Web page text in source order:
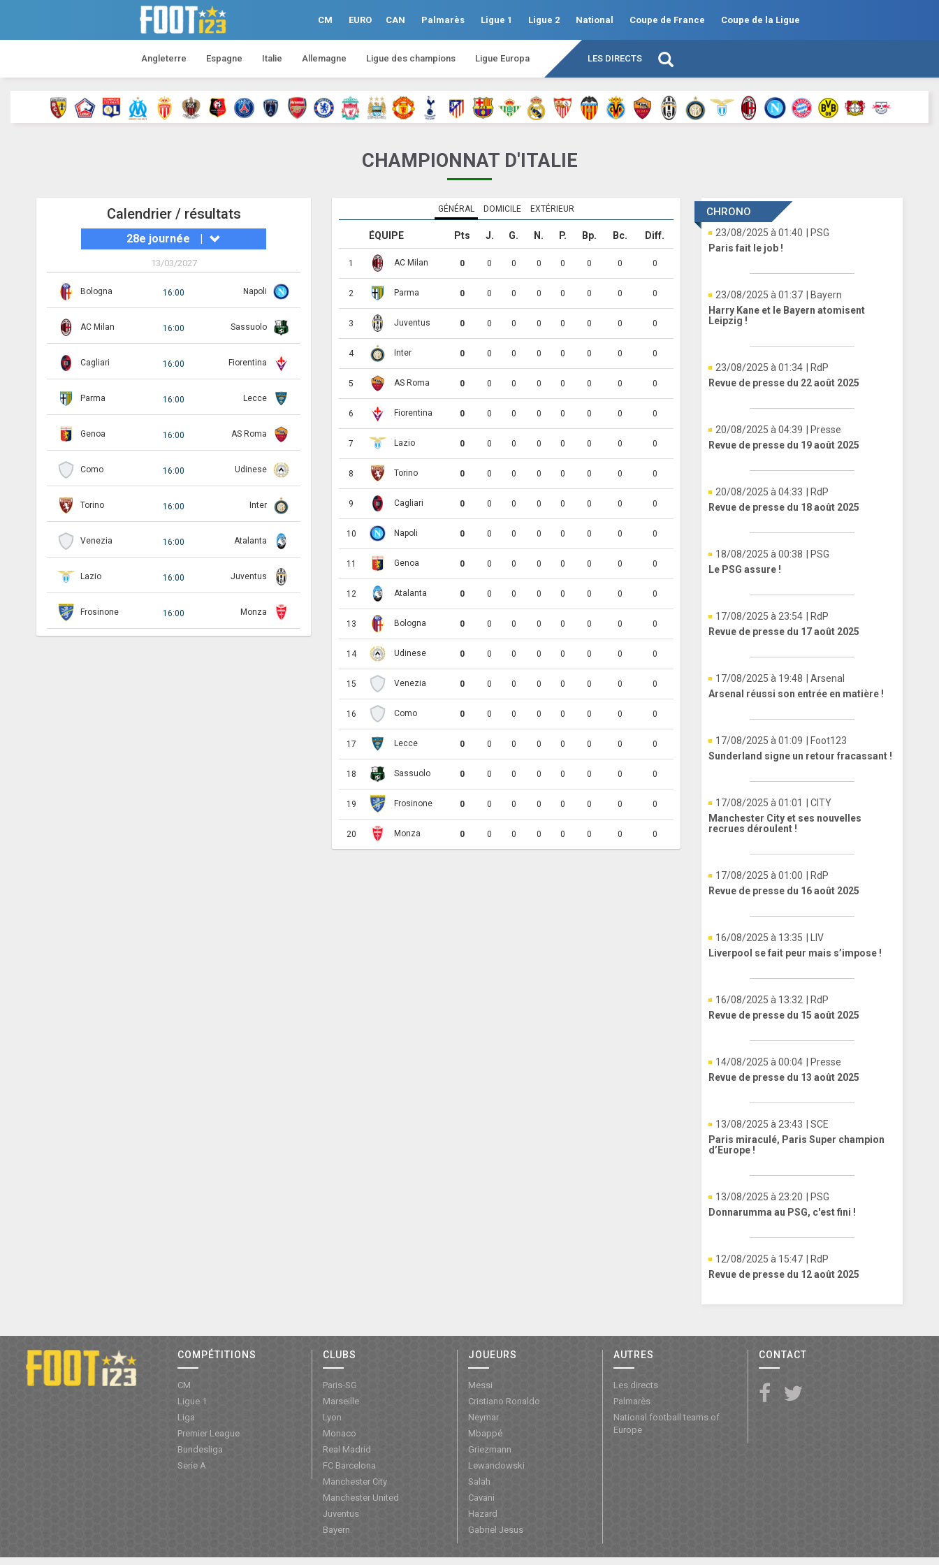
CM EURO CAN Palmarès Ligue 1 Ligue 2 National Coupe de France Coupe de la Ligue
Angleterre Espagne Italie Allemagne Ligue des champions Ligue Europa LES DIRECTS
CHAMPIONNAT D'ITALIE
Calendrier / résultats
28e journée |
13/03/2027
Bologna 16:00 Napoli
AC Milan 16:00 Sassuolo
Cagliari 16:00 Fiorentina
Parma 16:00 Lecce
Genoa 16:00 AS Roma
Como 16:00 Udinese
Torino 16:00 Inter
Venezia 16:00 Atalanta
Lazio 16:00 Juventus
Frosinone 16:00 Monza
GÉNÉRAL DOMICILE EXTÉRIEUR
ÉQUIPE Pts J. G. N. P. Bp. Bc. Diff.
1 AC Milan 0 0 0 0 0 0 0 0
2 Parma 0 0 0 0 0 0 0 0
3 Juventus 0 0 0 0 0 0 0 0
4 Inter 0 0 0 0 0 0 0 0
5 AS Roma 0 0 0 0 0 0 0 0
6 Fiorentina 0 0 0 0 0 0 0 0
7 Lazio 0 0 0 0 0 0 0 0
8 Torino 0 0 0 0 0 0 0 0
9 Cagliari 0 0 0 0 0 0 0 0
10 Napoli 0 0 0 0 0 0 0 0
11 Genoa 0 0 0 0 0 0 0 0
12 Atalanta 0 0 0 0 0 0 0 0
13 Bologna 0 0 0 0 0 0 0 0
14 Udinese 0 0 0 0 0 0 0 0
15 Venezia 0 0 0 0 0 0 0 0
16 Como 0 0 0 0 0 0 0 0
17 Lecce 0 0 0 0 0 0 0 0
18 Sassuolo 0 0 0 0 0 0 0 0
19 Frosinone 0 0 0 0 0 0 0 0
20 Monza 0 0 0 0 0 0 0 0
CHRONO
23/08/2025 à 01:40
| PSG
Paris fait le job !
23/08/2025 à 01:37
| Bayern
Harry Kane et le Bayern atomisent
Leipzig !
23/08/2025 à 01:34
| RdP
Revue de presse du 22 août 2025
20/08/2025 à 04:39
| Presse
Revue de presse du 19 août 2025
20/08/2025 à 04:33
| RdP
Revue de presse du 18 août 2025
18/08/2025 à 00:38
| PSG
Le PSG assure !
17/08/2025 à 23:54
| RdP
Revue de presse du 17 août 2025
17/08/2025 à 19:48
| Arsenal
Arsenal réussi son entrée en matière !
17/08/2025 à 01:09
| Foot123
Sunderland signe un retour fracassant !
17/08/2025 à 01:01
| CITY
Manchester City et ses nouvelles
recrues déroulent !
17/08/2025 à 01:00
| RdP
Revue de presse du 16 août 2025
16/08/2025 à 13:35
| LIV
Liverpool se fait peur mais s’impose !
16/08/2025 à 13:32
| RdP
Revue de presse du 15 août 2025
14/08/2025 à 00:04
| Presse
Revue de presse du 13 août 2025
13/08/2025 à 23:43
| SCE
Paris miraculé, Paris Super champion
d’Europe !
13/08/2025 à 23:20
| PSG
Donnarumma au PSG, c'est fini !
12/08/2025 à 15:47
| RdP
Revue de presse du 12 août 2025
COMPÉTITIONS
CM
Ligue 1
Liga
Premier League
Bundesliga
Serie A
CLUBS
Paris-SG
Marseille
Lyon
Monaco
Real Madrid
FC Barcelona
Manchester City
Manchester United
Juventus
Bayern
JOUEURS
Messi
Cristiano Ronaldo
Neymar
Mbappé
Griezmann
Lewandowski
Salah
Cavani
Hazard
Gabriel Jesus
AUTRES
Les directs
Palmarès
National football teams of
Europe
CONTACT